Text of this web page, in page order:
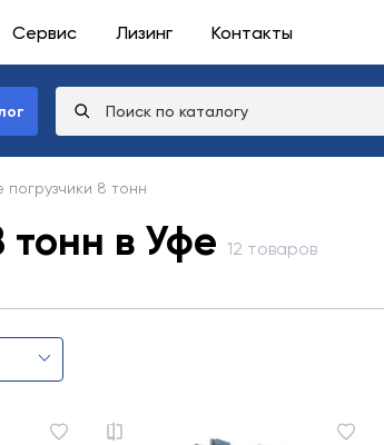
Сервис Лизинг Контакты
погрузчики 8 тонн
тонн в Уфе 12 товаров